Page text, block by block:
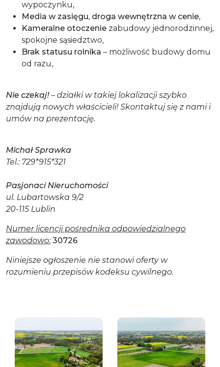
wypoczynku,
Media w zasięgu, droga wewnętrzna w cenie,
Kameralne otoczenie zabudowy jednorodzinnej,
spokojne sąsiedztwo,
Brak statusu rolnika – możliwość budowy domu
od razu,
Nie czekaj!– działki w takiej lokalizacji szybko
znajdują nowych właścicieli! Skontaktuj się z nami i
umów na prezentację.
Michał Sprawka
Tel.: 729*915*321
Pasjonaci Nieruchomości
ul. Lubartowska 9/2
20-115 Lublin
Numer licencji pośrednika odpowiedzialnego
zawodowo: 30726
Niniejsze ogłoszenie nie stanowi oferty w
rozumieniu przepisów kodeksu cywilnego.